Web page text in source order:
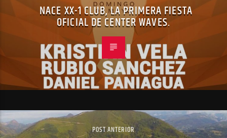
NACE XX-1 CLUB, LA PRIMERA FIESTA
OFICIAL DE CENTER WAVES.
POST ANTERIOR